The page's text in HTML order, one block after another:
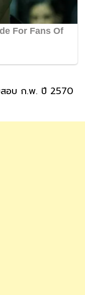
อบ ก.พ. ปี 2570